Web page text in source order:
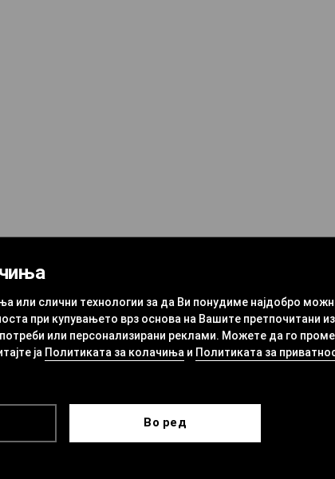
или слични технологии за да Ви понудиме најдобро
при купувањето врз основа на Вашите претпочитани
или персонализирани реклами. Можете да го
ја Политиката за колачиња и Политиката за
Во ред